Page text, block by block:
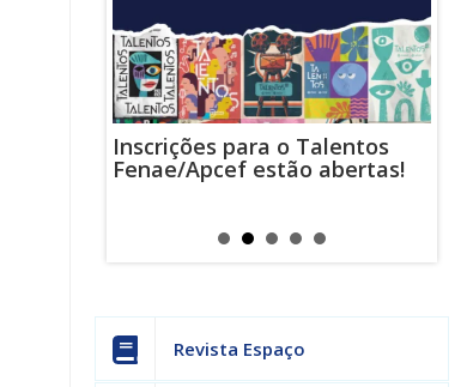
Inscrições para o Talentos
Fenae/Apcef estão abertas!
Revista Espaço